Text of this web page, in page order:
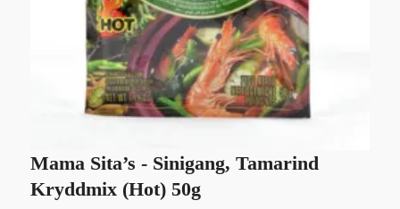
Mama Sita’s - Sinigang, Tamarind
Kryddmix (Hot) 50g